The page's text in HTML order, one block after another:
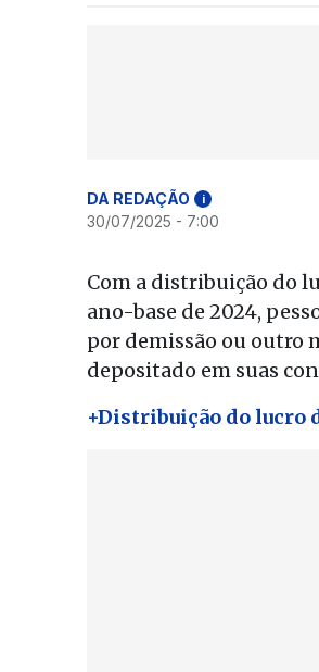
DA REDAÇÃO i
30/07/2025 - 7:00
Com a distribuição do
ano-base de 2024,
por demissão ou outro
depositado em suas
+Distribuição do lucro